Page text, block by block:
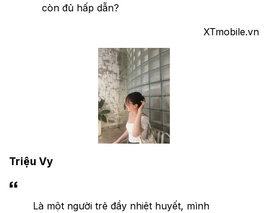
còn đủ hấp dẫn?
XTmobile.vn
Triệu Vy
Là một người trẻ đầy nhiệt huyết, mình